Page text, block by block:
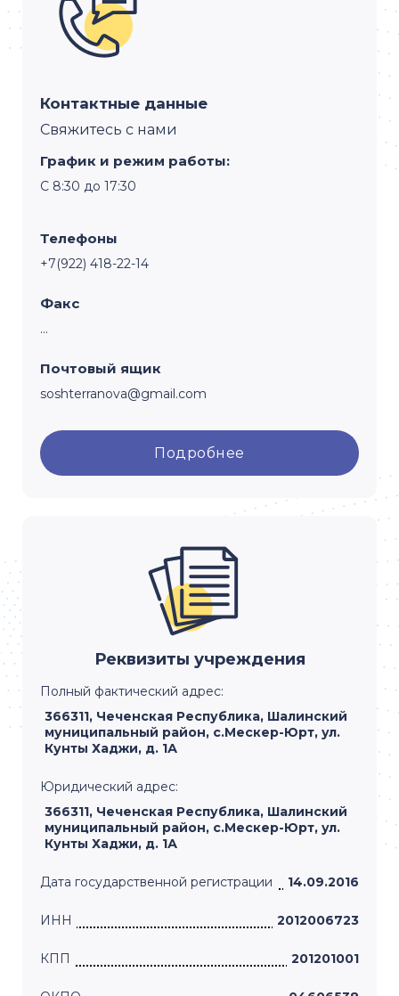
Контактные данные
Свяжитесь с нами
График и режим работы:
С 8:30 до 17:30
Телефоны
+7(922) 418-22-14
Факс
...
Почтовый ящик
soshterranova@gmail.com
Подробнее
Реквизиты учреждения
Полный фактический адрес:
366311, Чеченская Республика, Шалинский
муниципальный район, с.Мескер-Юрт, ул.
Кунты Хаджи, д. 1А
Юридический адрес:
366311, Чеченская Республика, Шалинский
муниципальный район, с.Мескер-Юрт, ул.
Кунты Хаджи, д. 1А
Дата государственной регистрации 14.09.2016
ИНН 2012006723
КПП 201201001